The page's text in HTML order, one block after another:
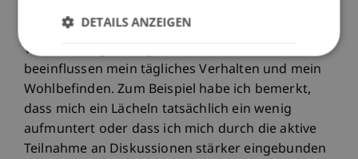
mehr auf mein äußeres Erscheinungsbild. Diese
Veränderungen mögen klein wirken, aber sie
beeinflussen mein tägliches Verhalten und mein
Wohlbefinden. Zum Beispiel habe ich bemerkt,
dass mich ein Lächeln tatsächlich ein wenig
aufmuntert oder dass ich mich durch die aktive
Teilnahme an Diskussionen stärker eingebunden
DETAILS ANZEIGEN